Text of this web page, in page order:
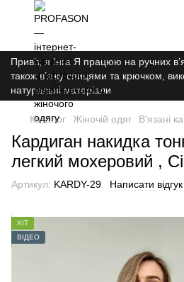
Привіт, я Інга Я працюю на ручних
також в’яжу спицями та крючком,
натуральні матеріали
Каталог Жіночій одяг В'язані
Кардиган накидка
легкий мохеровий ,
Артикул: KARDY-29 Написати відгук
ХІТ
ВІДЕО